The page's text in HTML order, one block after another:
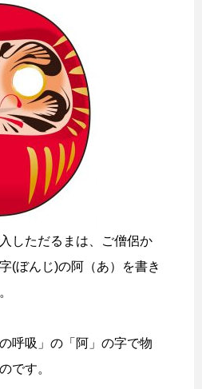
しただるまは、ご僧侶か
(ぼんじ)の阿（あ）を書き
呼吸」の「阿」の字で物
です。